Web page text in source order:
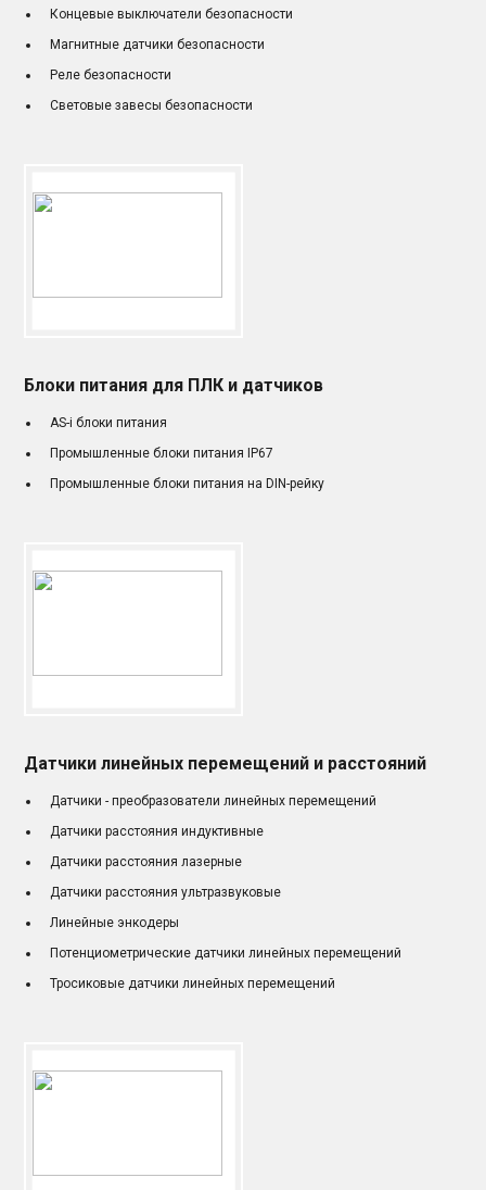
Концевые выключатели безопасности
Магнитные датчики безопасности
Реле безопасности
Световые завесы безопасности
Блоки питания для ПЛК и датчиков
AS-i блоки питания
Промышленные блоки питания IP67
Промышленные блоки питания на DIN-рейку
Датчики линейных перемещений и расстояний
Датчики - преобразователи линейных перемещений
Датчики расстояния индуктивные
Датчики расстояния лазерные
Датчики расстояния ультразвуковые
Линейные энкодеры
Потенциометрические датчики линейных перемещений
Тросиковые датчики линейных перемещений